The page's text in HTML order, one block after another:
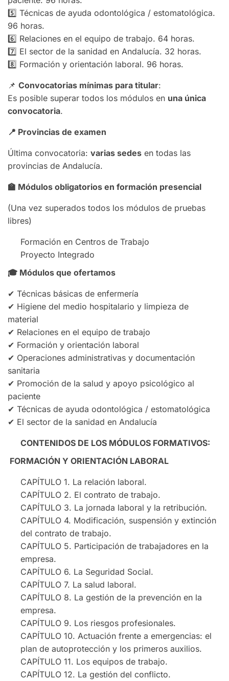
5️⃣ Técnicas de ayuda odontológica / estomatológica.
96 horas.
6️⃣ Relaciones en el equipo de trabajo. 64 horas.
7️⃣ El sector de la sanidad en Andalucía. 32 horas.
8️⃣ Formación y orientación laboral. 96 horas.
📌 Convocatorias mínimas para titular:
Es posible superar todos los módulos en una única
convocatoria.
📍 Provincias de examen
Última convocatoria: varias sedes en todas las
provincias de Andalucía.
🏫 Módulos obligatorios en formación presencial
(Una vez superados todos los módulos de pruebas
libres)
Formación en Centros de Trabajo
Proyecto Integrado
🎓 Módulos que ofertamos
✔ Técnicas básicas de enfermería
✔ Higiene del medio hospitalario y limpieza de
material
✔ Relaciones en el equipo de trabajo
✔ Formación y orientación laboral
✔ Operaciones administrativas y documentación
sanitaria
✔ Promoción de la salud y apoyo psicológico al
paciente
✔ Técnicas de ayuda odontológica / estomatológica
✔ El sector de la sanidad en Andalucía
CONTENIDOS DE LOS MÓDULOS FORMATIVOS:
FORMACIÓN Y ORIENTACIÓN LABORAL
CAPÍTULO 1. La relación laboral.
CAPÍTULO 2. El contrato de trabajo.
CAPÍTULO 3. La jornada laboral y la retribución.
CAPÍTULO 4. Modificación, suspensión y extinción
del contrato de trabajo.
CAPÍTULO 5. Participación de trabajadores en la
empresa.
CAPÍTULO 6. La Seguridad Social.
CAPÍTULO 7. La salud laboral.
CAPÍTULO 8. La gestión de la prevención en la
empresa.
CAPÍTULO 9. Los riesgos profesionales.
CAPÍTULO 10. Actuación frente a emergencias: el
plan de autoprotección y los primeros auxilios.
CAPÍTULO 11. Los equipos de trabajo.
CAPÍTULO 12. La gestión del conflicto.